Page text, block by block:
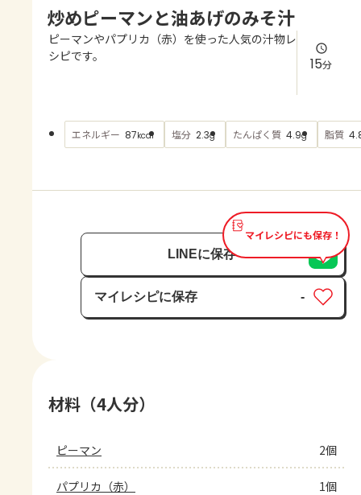
よくあるお問い合わせ
AJINOMOTO PARK とは
炒めピーマンと油あげのみそ汁
ピーマンやパプリカ（赤）を使った人気の汁物レ
シピです。
15分
エネルギー 87kcal 塩分 2.3g たんぱく質 4.9g 脂質
マイレシピにも保存！
LINEに保存
マイレシピに保存
保存済み
-
材料（4人分）
ピーマン 2個
パプリカ（赤） 1個